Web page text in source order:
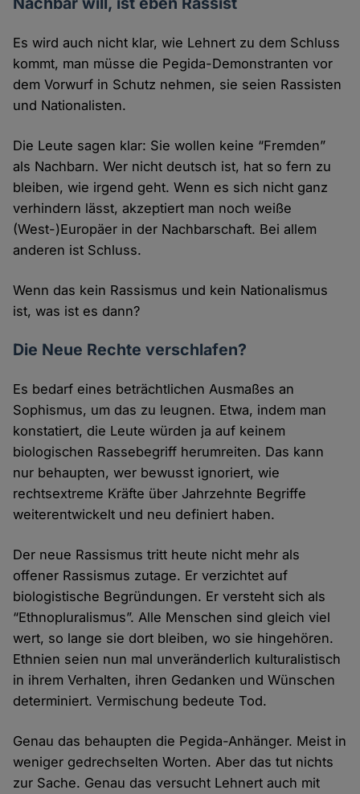
Es wird auch nicht klar, wie Lehnert zu dem Schluss
kommt, man müsse die Pegida-Demonstranten vor
dem Vorwurf in Schutz nehmen, sie seien Rassisten
und Nationalisten.
Die Leute sagen klar: Sie wollen keine “Fremden”
als Nachbarn. Wer nicht deutsch ist, hat so fern zu
bleiben, wie irgend geht. Wenn es sich nicht ganz
verhindern lässt, akzeptiert man noch weiße
(West-)Europäer in der Nachbarschaft. Bei allem
anderen ist Schluss.
Wenn das kein Rassismus und kein Nationalismus
ist, was ist es dann?
Die Neue Rechte verschlafen?
Es bedarf eines beträchtlichen Ausmaßes an
Sophismus, um das zu leugnen. Etwa, indem man
konstatiert, die Leute würden ja auf keinem
biologischen Rassebegriff herumreiten. Das kann
nur behaupten, wer bewusst ignoriert, wie
rechtsextreme Kräfte über Jahrzehnte Begriffe
weiterentwickelt und neu definiert haben.
Der neue Rassismus tritt heute nicht mehr als
offener Rassismus zutage. Er verzichtet auf
biologistische Begründungen. Er versteht sich als
“Ethnopluralismus”. Alle Menschen sind gleich viel
wert, so lange sie dort bleiben, wo sie hingehören.
Ethnien seien nun mal unveränderlich kulturalistisch
in ihrem Verhalten, ihren Gedanken und Wünschen
determiniert. Vermischung bedeute Tod.
Genau das behaupten die Pegida-Anhänger. Meist in
weniger gedrechselten Worten. Aber das tut nichts
zur Sache. Genau das versucht Lehnert auch mit